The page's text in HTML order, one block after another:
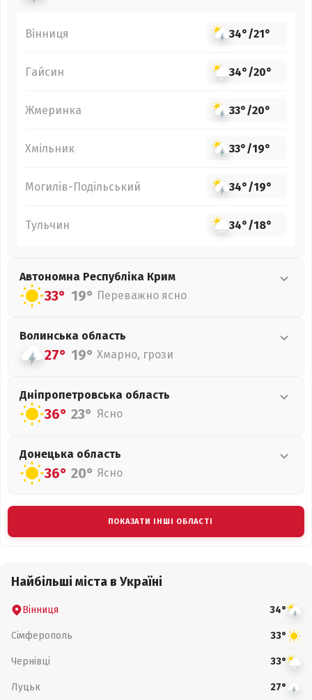
Вінниця 34°/21°
Гайсин 34°/20°
Жмеринка 33°/20°
Хмільник 33°/19°
Могилів-Подільський 34°/19°
Тульчин 34°/18°
Автономна Республіка Крим
33° 19° Переважно ясно
Волинська область
27° 19° Хмарно, грози
Дніпропетровська область
36° 23° Ясно
Донецька область
36° 20° Ясно
ПОКАЗАТИ ІНШІ ОБЛАСТІ
Найбільші міста в Україні
Вінниця 34°
Сімферополь 33°
Чернівці 33°
Луцьк 27°